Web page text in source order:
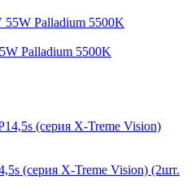
Palladium 5500K
(серия X-Treme Vision) (2шт.